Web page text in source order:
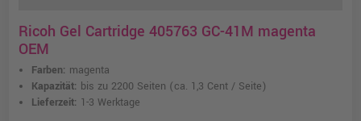
Ricoh Gel Cartridge 405763 GC-41M magenta
OEM
Farben: magenta
Kapazität: bis zu 2200 Seiten (ca. 1,3 Cent / Seite)
Lieferzeit: 1-3 Werktage